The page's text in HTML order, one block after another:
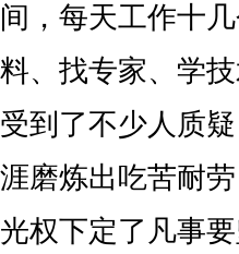
间，每天工作十
料、找专家、学
受到了不少人质
涯磨炼出吃苦耐
光权下定了凡事